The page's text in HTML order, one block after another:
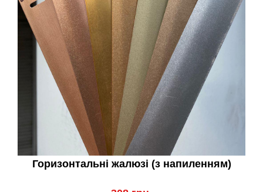
Горизонтальні жалюзі (з напиленням)